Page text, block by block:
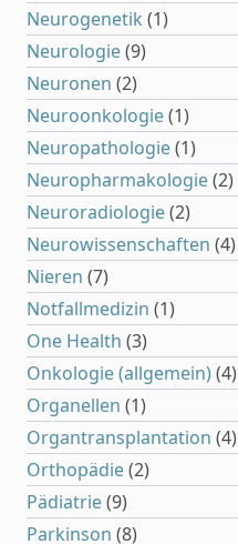
Neurogenetik (1)
Neurologie(9)
Neuronen (2)
Neuroonkologie(1)
Neuropathologie(1)
Neuropharmakologie(2)
Neuroradiologie(2)
Neurowissenschaften (4)
Nieren (7)
Notfallmedizin (1)
One Health (3)
Onkologie (allgemein)(4)
Organellen (1)
Organtransplantation (4)
Orthopädie(2)
Pädiatrie(9)
Parkinson (8)